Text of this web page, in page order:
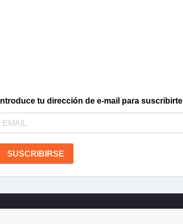
Introduce tu dirección de e-mail para suscribirte
SUSCRIBIRSE